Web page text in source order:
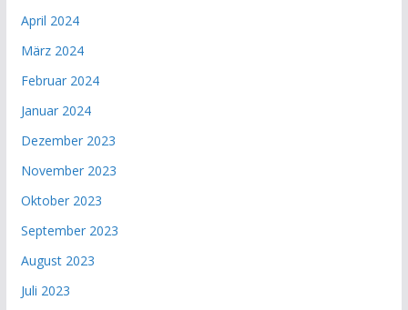
April 2024
März 2024
Februar 2024
Januar 2024
Dezember 2023
November 2023
Oktober 2023
September 2023
August 2023
Juli 2023